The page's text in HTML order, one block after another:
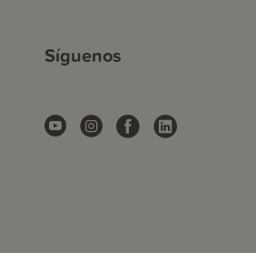
Síguenos